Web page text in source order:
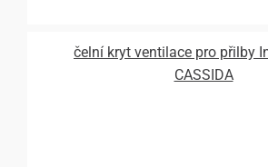
čelní kryt ventilace pro přilby
CASSIDA